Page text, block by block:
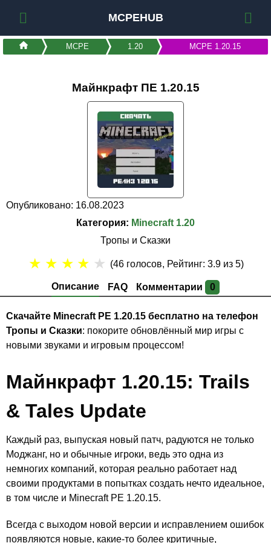
MCPEHUB
MCPE 1.20 MCPE 1.20.15
Майнкрафт ПЕ 1.20.15
Опубликовано: 16.08.2023
Категория: Minecraft 1.20
Тропы и Сказки
Описание FAQ Комментарии 0
★ ★ ★ ★ ★ (46 голосов, Рейтинг:3.9 из 5)
Скачайте Minecraft PE 1.20.15 бесплатно на телефон
Тропы и Сказки: покорите обновлённый мир игры с
новыми звуками и игровым процессом!
Майнкрафт 1.20.15: Trails
& Tales Update
Каждый раз, выпуская новый патч, радуются не только
Моджанг, но и обычные игроки, ведь это одна из
немногих компаний, которая реально работает над
своими продуктами в попытках создать нечто идеальное,
в том числе и Minecraft PE 1.20.15.
Всегда с выходом новой версии и исправлением ошибок
появляются новые, какие-то более критичные,